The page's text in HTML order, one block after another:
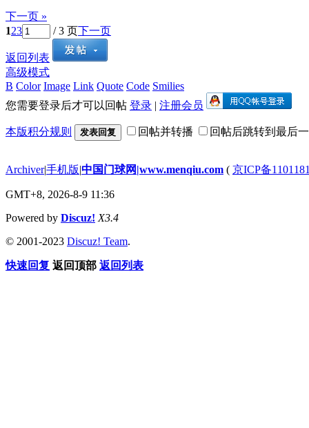
下一页 »
123 / 3 页下一页
返回列表
高级模式
B Color Image Link Quote Code Smilies
您需要登录后才可以回帖 登录 | 注册会员
本版积分规则 发表回复 回帖并转播 回帖后跳转到最后
Archiver|手机版|中国门球网|www.menqiu.com ( 京ICP备
GMT+8, 2026-8-9 11:36
Powered by Discuz! X3.4
© 2001-2023 Discuz! Team.
快速回复 返回顶部 返回列表